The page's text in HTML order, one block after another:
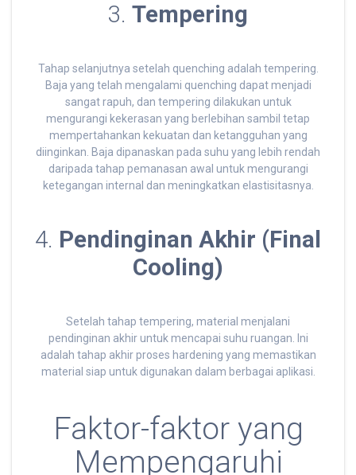
3. Tempering
Tahap selanjutnya setelah quenching adalah tempering.
Baja yang telah mengalami quenching dapat menjadi
sangat rapuh, dan tempering dilakukan untuk
mengurangi kekerasan yang berlebihan sambil tetap
mempertahankan kekuatan dan ketangguhan yang
diinginkan. Baja dipanaskan pada suhu yang lebih rendah
daripada tahap pemanasan awal untuk mengurangi
ketegangan internal dan meningkatkan elastisitasnya.
4. Pendinginan Akhir (Final
Cooling)
Setelah tahap tempering, material menjalani
pendinginan akhir untuk mencapai suhu ruangan. Ini
adalah tahap akhir proses hardening yang memastikan
material siap untuk digunakan dalam berbagai aplikasi.
Faktor-faktor yang
Mempengaruhi